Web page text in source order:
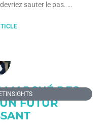
sauter le pas.
MARCHÉ DES
FUTUR